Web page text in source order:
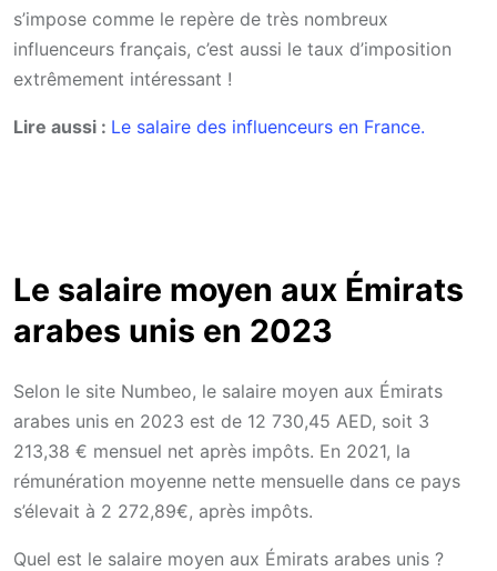
s’impose comme le repère de très nombreux
influenceurs français, c’est aussi le taux d’imposition
extrêmement intéressant !
Lire aussi : Le salaire des influenceurs en France.
Le salaire moyen aux Émirats
arabes unis en 2023
Selon le site Numbeo, le salaire moyen aux Émirats
arabes unis en 2023 est de 12 730,45 AED, soit 3
213,38 € mensuel net après impôts. En 2021, la
rémunération moyenne nette mensuelle dans ce pays
s’élevait à 2 272,89€, après impôts.
Quel est le salaire moyen aux Émirats arabes unis ?